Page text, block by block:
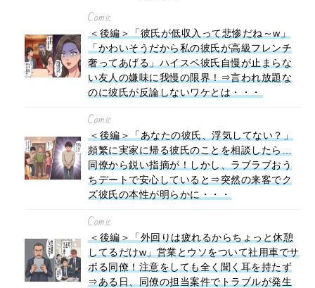
Comic
＜後編＞「彼氏が低収入って悲惨だね～w」
「かわいそうだから私の彼氏が高級フレンチ
奢ってあげる」ハイスペ彼氏自慢が止まらな
い友人の嫌味に我慢の限界！⇒言われ放題な
のに彼氏が反論しないワケとは・・・
Comic
＜後編＞「あなたの彼氏、浮気してない？」
頻繁に実家に帰る彼氏のことを相談したら…
同僚から鋭い指摘が！しかし、ラブラブおう
ちデートで安心していると⇒突然の来客でク
ズ彼氏の本性が明らかに・・・
Comic
＜後編＞「外回りは疲れるからちょっと休憩
してるだけw」営業とウソをついて社用車でサ
ボる同僚！注意をしても全く聞く耳を持たず
⇒ある日、同僚の担当案件でトラブルが発生